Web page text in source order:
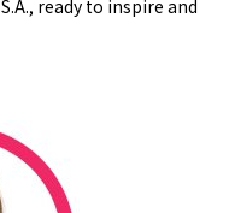
ready to inspire and